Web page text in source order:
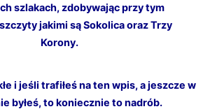
szlakach, zdobywając przy tym
jakimi sąSokolicaorazTrzy
Korony.
i jeśli trafiłeś na ten wpis, a jeszcze w
byłeś, to koniecznie to nadrób.